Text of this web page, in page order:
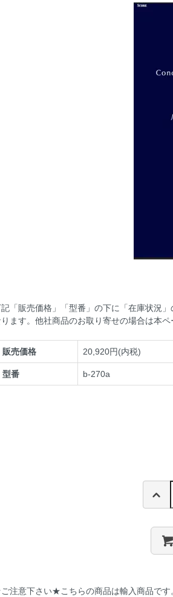
「販売価格」「型番」の下に「在庫状況
ります。他社商品のお取り寄せの場合は本ペ
販売価格 20,920円(内税)
型番 b-270a
注意下さい★こちらの商品は輸入商品です